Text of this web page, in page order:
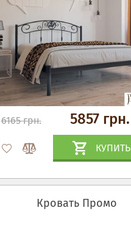
6165 грн. 5857 грн.
КУПИТЬ
Кровать Промо